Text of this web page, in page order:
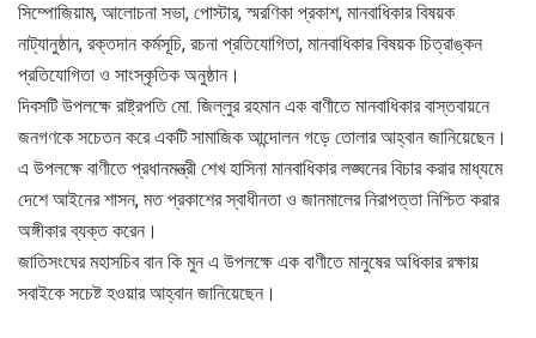
সিম্পোজিয়াম, আলোচনা সভা, পোস্টার, স্মরণিকা প্রকাশ, মানবাধিকার বিষয়ক
নাট্যানুষ্ঠান, রক্তদান কর্মসূচি, রচনা প্রতিযোগিতা, মানবাধিকার বিষয়ক চিত্রাঙ্কন
প্রতিযোগিতা ও সাংস্কৃতিক অনুষ্ঠান।
দিবসটি উপলক্ষে রাষ্ট্রপতি মো. জিল্লুর রহমান এক বাণীতে মানবাধিকার বাস্তবায়নে
জনগণকে সচেতন করে একটি সামাজিক আন্দোলন গড়ে তোলার আহ্বান জানিয়েছেন।
এ উপলক্ষে বাণীতে প্রধানমন্ত্রী শেখ হাসিনা মানবাধিকার লঙ্ঘনের বিচার করার মাধ্যমে
দেশে আইনের শাসন, মত প্রকাশের স্বাধীনতা ও জানমালের নিরাপত্তা নিশ্চিত করার
অঙ্গীকার ব্যক্ত করেন।
জাতিসংঘের মহাসচিব বান কি মুন এ উপলক্ষে এক বাণীতে মানুষের অধিকার রক্ষায়
সবাইকে সচেষ্ট হওয়ার আহ্বান জানিয়েছেন।